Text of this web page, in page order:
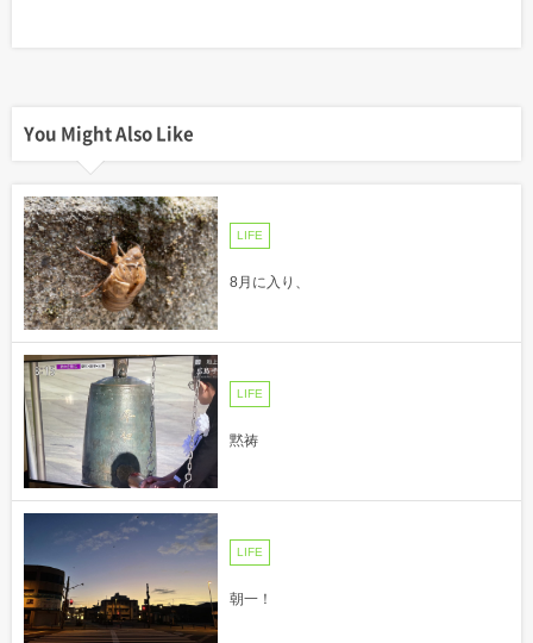
You Might Also Like
LIFE
8月に入り、
LIFE
黙祷
LIFE
朝一！